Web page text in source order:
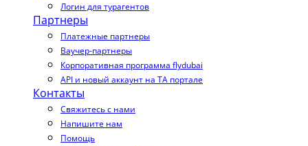
Логин для турагентов
Партнеры
Платежные партнеры
Ваучер-партнеры
Корпоративная программа flydubai
API и новый аккаунт на TA портале
Контакты
Свяжитесь с нами
Напишите нам
Помощь